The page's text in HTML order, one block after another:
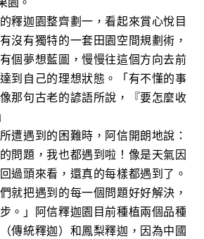
園。
迦園整齊劃一，看起來賞心悅目
沒有獨特的一套田園空間規劃術，
個夢想藍圖，慢慢往這個方向去前
到自己的理想狀態。「有不懂的事
那句古老的諺語所說，『要怎麼收
遇到的困難時，阿信開朗地說：
問題，我也都遇到啦！像是天氣因
過頭來看，還真的每樣都遇到了。
就把遇到的每一個問題好好解決，
。」阿信釋迦園目前種植兩個品種
傳統釋迦）和鳳梨釋迦，因為中國